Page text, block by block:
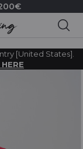
[United States].